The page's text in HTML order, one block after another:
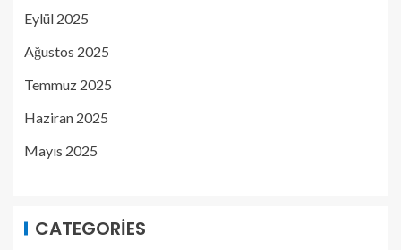
Eylül 2025
Ağustos 2025
Temmuz 2025
Haziran 2025
Mayıs 2025
CATEGORIES